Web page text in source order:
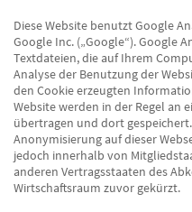
Diese Website benutzt Google
Google Inc. („Google“). Google
Textdateien, die auf Ihrem
Analyse der Benutzung der
den Cookie erzeugten
Website werden in der Regel an
übertragen und dort
Anonymisierung auf dieser
jedoch innerhalb von
anderen Vertragsstaaten des
Wirtschaftsraum zuvor gekürzt.